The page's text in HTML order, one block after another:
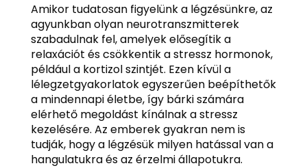
Amikor tudatosan figyelünk a légzésünkre, az
agyunkban olyan neurotranszmitterek
szabadulnak fel, amelyek elősegítik a
relaxációt és csökkentik a stressz hormonok,
például a kortizol szintjét. Ezen kívül a
lélegzetgyakorlatok egyszerűen beépíthetők
a mindennapi életbe, így bárki számára
elérhető megoldást kínálnak a stressz
kezelésére. Az emberek gyakran nem is
tudják, hogy a légzésük milyen hatással van a
hangulatukra és az érzelmi állapotukra.